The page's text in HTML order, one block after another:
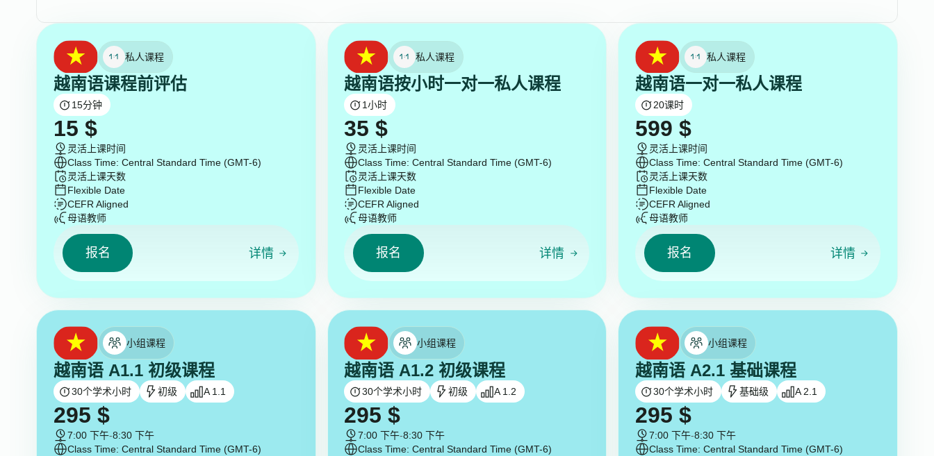
私人课程
越南语课程前评估
15分钟
15 $
灵活上课时间
Class Time: Central Standard Time (GMT-6)
灵活上课天数
Flexible Date
CEFR Aligned
母语教师
报名 详情
私人课程
越南语按小时一对一私人课程
1小时
35$
灵活上课时间
Class Time: Central Standard Time (GMT-6)
灵活上课天数
Flexible Date
CEFR Aligned
母语教师
报名 详情
私人课程
越南语一对一私人课程
20课时
599$
灵活上课时间
Class Time: Central Standard Time (GMT-6)
灵活上课天数
Flexible Date
CEFR Aligned
母语教师
报名 详情
小组课程
越南语 A1.1 初级课程
30个学术小时 初级 A 1.1
295 $
7:00 下午-8:30 下午
Class Time: Central Standard Time (GMT-6)
小组课程
越南语 A1.2 初级课程
30个学术小时 初级 A 1.2
295$
7:00 下午-8:30 下午
Class Time: Central Standard Time (GMT-6)
小组课程
越南语 A2.1 基础课程
30个学术小时 基础级 A 2.1
295$
7:00 下午-8:30 下午
Class Time: Central Standard Time (GMT-6)